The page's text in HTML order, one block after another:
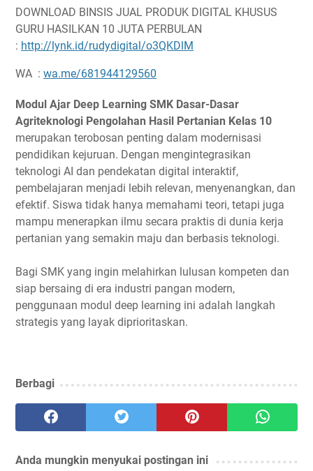
DOWNLOAD BINSIS JUAL PRODUK DIGITAL KHUSUS
GURU HASILKAN 10 JUTA PERBULAN
: http://lynk.id/rudydigital/o3QKDlM
WA : wa.me/681944129560
Modul Ajar Deep Learning SMK Dasar-Dasar
Agriteknologi Pengolahan Hasil Pertanian Kelas 10
merupakan terobosan penting dalam modernisasi
pendidikan kejuruan. Dengan mengintegrasikan
teknologi AI dan pendekatan digital interaktif,
pembelajaran menjadi lebih relevan, menyenangkan, dan
efektif. Siswa tidak hanya memahami teori, tetapi juga
mampu menerapkan ilmu secara praktis di dunia kerja
pertanian yang semakin maju dan berbasis teknologi.
Bagi SMK yang ingin melahirkan lulusan kompeten dan
siap bersaing di era industri pangan modern,
penggunaan modul deep learning ini adalah langkah
strategis yang layak diprioritaskan.
Berbagi
Anda mungkin menyukai postingan ini